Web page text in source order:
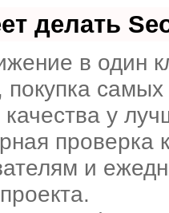
делать
в один
покупка
у
проверка
и